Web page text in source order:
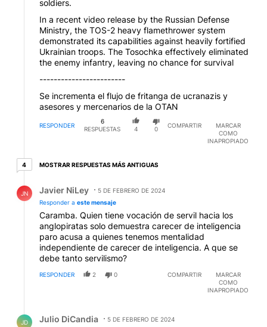
soldiers.
In a recent video release by the Russian Defense
Ministry, the TOS-2 heavy flamethrower system
demonstrated its capabilities against heavily fortified
Ukrainian troops. The Tosochka effectively eliminated
the enemy infantry, leaving no chance for survival
------------------------
Se incrementa el flujo de fritanga de ucranazis y
asesores y mercenarios de la OTAN
RESPONDER
6
RESPUESTAS
4 0
COMPARTIR
MARCAR
COMO
INAPROPIADO
44 respuestas más antiguas
MOSTRAR RESPUESTAS MÁS ANTIGUAS
JN Javier NiLey
5 DE FEBRERO DE 2024
Responder a este mensaje
Caramba. Quien tiene vocación de servil hacia los
anglopiratas solo demuestra carecer de inteligencia
paro acusa a quienes tenemos mentalidad
independiente de carecer de inteligencia. A que se
debe tanto servilismo?
RESPONDER 2 0 COMPARTIR
MARCAR
COMO
INAPROPIADO
JD Julio DiCandia
5 DE FEBRERO DE 2024